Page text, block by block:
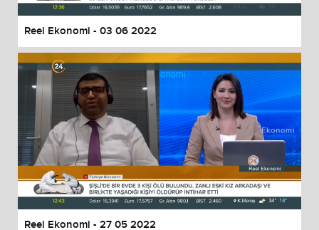
Reel Ekonomi - 03 06 2022
Reel Ekonomi - 27 05 2022